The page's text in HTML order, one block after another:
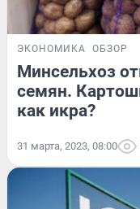
ЭКОНОМИКА ОБЗОР
Минсельхоз
семян.
как икра?
31 марта, 2023, 08:00